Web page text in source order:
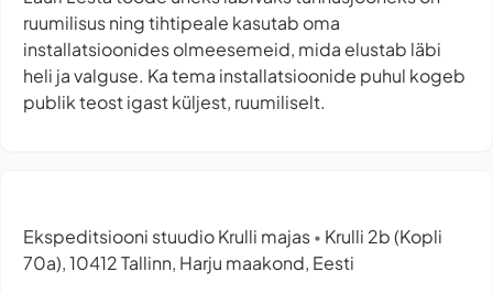
ruumilisus ning tihtipeale kasutab oma
installatsioonides olmeesemeid, mida elustab läbi
heli ja valguse. Ka tema installatsioonide puhul kogeb
publik teost igast küljest, ruumiliselt.
Ekspeditsiooni stuudio Krulli majas • Krulli 2b (Kopli
70a), 10412 Tallinn, Harju maakond, Eesti